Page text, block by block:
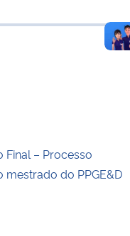
Final – Processo
mestrado do PPGE&D